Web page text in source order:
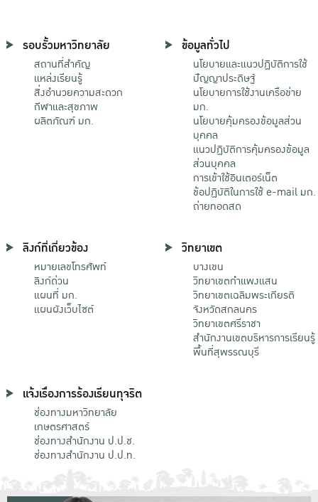
รอบรั้วมหาวิทยาลัย
สถานที่สำคัญ
แหล่งเรียนรู้
สิ่งอำนวยความสะดวก
กีฬาและสุขภาพ
ผลิตภัณฑ์ มก.
ข้อมูลทั่วไป
นโยบายและแนวปฏิบัติการใช้
ปัญญาประดิษฐ์
นโยบายการใช้งานเครือข่าย
มก.
นโยบายคุ้มครองข้อมูลส่วน
บุคคล
แนวปฏิบัติการคุ้มครองข้อมูล
ส่วนบุคคล
การเข้าใช้อินเตอร์เน็ต
ข้อปฏิบัติในการใช้ e-mail มก.
ถ่ายทอดสด
ลิงก์ที่เกี่ยวข้อง
หมายเลขโทรศัพท์
ลิงก์ด่วน
แผนที่ มก.
แผนผังเว็บไซต์
วิทยาเขต
บางเขน
วิทยาเขตกําแพงแสน
วิทยาเขตเฉลิมพระเกียรติ
จังหวัดสกลนคร
วิทยาเขตศรีราชา
สำนักงานเขตบริหารการเรียนรู้
พื้นที่สุพรรณบุรี
แจ้งเรื่องการร้องเรียนทุจริต
ช่องทางมหาวิทยาลัย
เกษตรศาสตร์
ช่องทางสำนักงาน ป.ป.ช.
ช่องทางสำนักงาน ป.ป.ท.